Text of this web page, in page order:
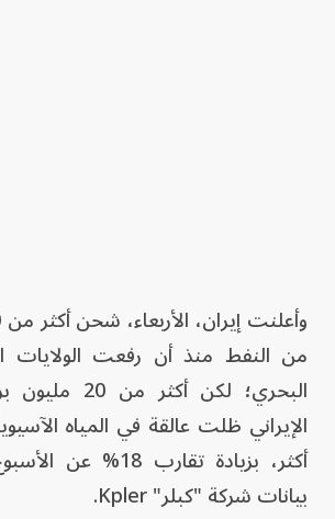
من النفط منذ أن رفعت الولايات
البحري؛ لكن
أكثر، بزيادة تقارب
بيانات شركة "كبلر" Kpler.